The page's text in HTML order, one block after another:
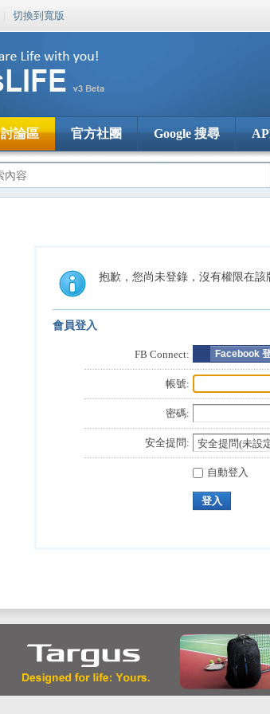
| 切換到寬版
討論區 官方社團 Google 搜尋
抱歉，您尚未登錄，沒有權限在該
會員登入
FB Connect: Facebook
帳號:
密碼:
安全提問:
自動登入
登入